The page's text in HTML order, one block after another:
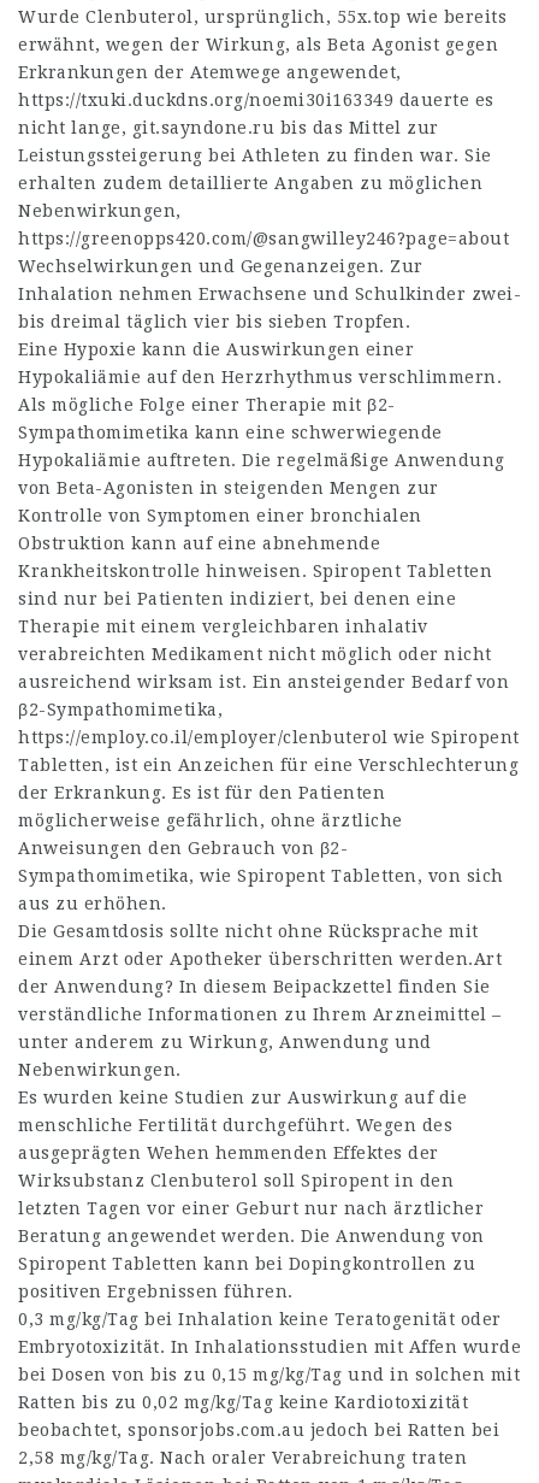
Wurde Clenbuterol, ursprünglich, 55x.top wie bereits
erwähnt, wegen der Wirkung, als Beta Agonist gegen
Erkrankungen der Atemwege angewendet,
https://txuki.duckdns.org/noemi30i163349 dauerte es
nicht lange, git.sayndone.ru bis das Mittel zur
Leistungssteigerung bei Athleten zu finden war. Sie
erhalten zudem detaillierte Angaben zu möglichen
Nebenwirkungen,
https://greenopps420.com/@sangwilley246?page=about
Wechselwirkungen und Gegenanzeigen. Zur
Inhalation nehmen Erwachsene und Schulkinder zwei-
bis dreimal täglich vier bis sieben Tropfen.
Eine Hypoxie kann die Auswirkungen einer
Hypokaliämie auf den Herzrhythmus verschlimmern.
Als mögliche Folge einer Therapie mit β2-
Sympathomimetika kann eine schwerwiegende
Hypokaliämie auftreten. Die regelmäßige Anwendung
von Beta-Agonisten in steigenden Mengen zur
Kontrolle von Symptomen einer bronchialen
Obstruktion kann auf eine abnehmende
Krankheitskontrolle hinweisen. Spiropent Tabletten
sind nur bei Patienten indiziert, bei denen eine
Therapie mit einem vergleichbaren inhalativ
verabreichten Medikament nicht möglich oder nicht
ausreichend wirksam ist. Ein ansteigender Bedarf von
β2-Sympathomimetika,
https://employ.co.il/employer/clenbuterol wie Spiropent
Tabletten, ist ein Anzeichen für eine Verschlechterung
der Erkrankung. Es ist für den Patienten
möglicherweise gefährlich, ohne ärztliche
Anweisungen den Gebrauch von β2-
Sympathomimetika, wie Spiropent Tabletten, von sich
aus zu erhöhen.
Die Gesamtdosis sollte nicht ohne Rücksprache mit
einem Arzt oder Apotheker überschritten werden.Art
der Anwendung? In diesem Beipackzettel finden Sie
verständliche Informationen zu Ihrem Arzneimittel –
unter anderem zu Wirkung, Anwendung und
Nebenwirkungen.
Es wurden keine Studien zur Auswirkung auf die
menschliche Fertilität durchgeführt. Wegen des
ausgeprägten Wehen hemmenden Effektes der
Wirksubstanz Clenbuterol soll Spiropent in den
letzten Tagen vor einer Geburt nur nach ärztlicher
Beratung angewendet werden. Die Anwendung von
Spiropent Tabletten kann bei Dopingkontrollen zu
positiven Ergebnissen führen.
0,3 mg/kg/Tag bei Inhalation keine Teratogenität oder
Embryotoxizität. In Inhalationsstudien mit Affen wurde
bei Dosen von bis zu 0,15 mg/kg/Tag und in solchen mit
Ratten bis zu 0,02 mg/kg/Tag keine Kardiotoxizität
beobachtet, sponsorjobs.com.au jedoch bei Ratten bei
2,58 mg/kg/Tag. Nach oraler Verabreichung traten